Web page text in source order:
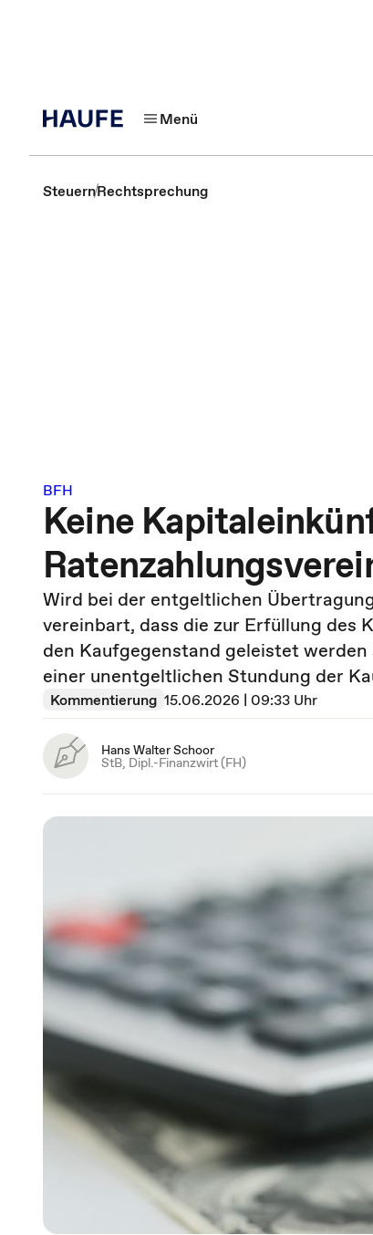
Menü
SteuernRechtsprechung
BFH
Keine
Wird bei der entgeltlichen
vereinbart, dass die zur Erfüllung des
den Kaufgegenstand geleistet
einer unentgeltlichen Stundung der
Kommentierung 15.06.2026 | 09:33 Uhr
Hans Walter Schoor
StB, Dipl.-Finanzwirt (FH)